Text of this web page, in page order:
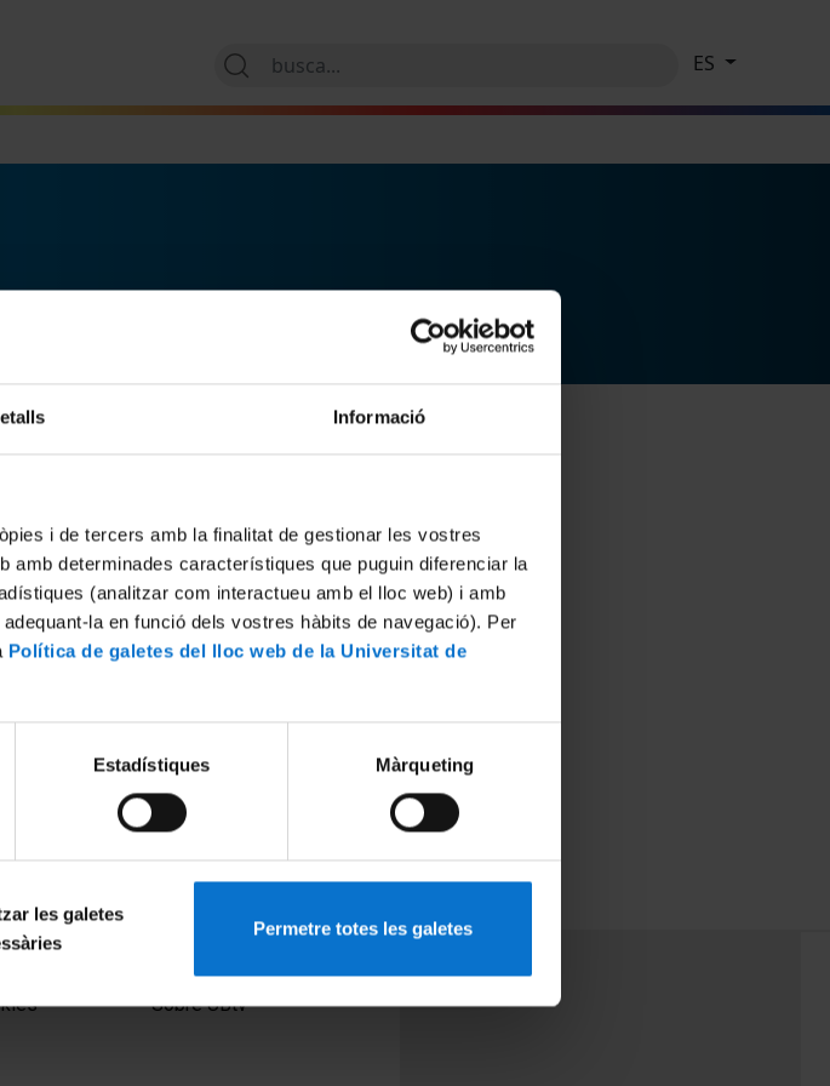
Informació
i de tercers amb la finalitat de gestionar les vostres
amb determinades característiques que puguin diferenciar la
(analitzar com interactueu amb el lloc web) i amb
la en funció dels vostres hàbits de navegació). Per
Política de galetes del lloc web de la Universitat de
Estadístiques Màrqueting
les galetes
Permetre totes les galetes
ES
Sobre UBtv